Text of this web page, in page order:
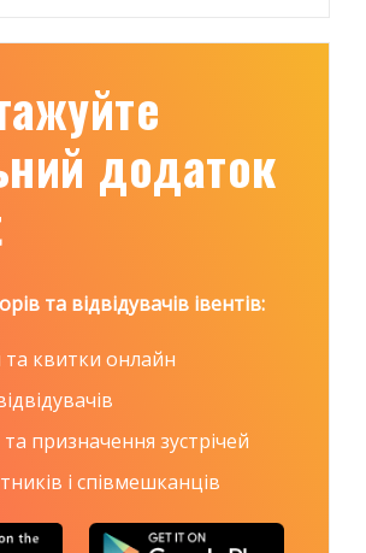
додаток
та відвідувачів івентів:
та квитки онлайн
призначення зустрічей
і співмешканців